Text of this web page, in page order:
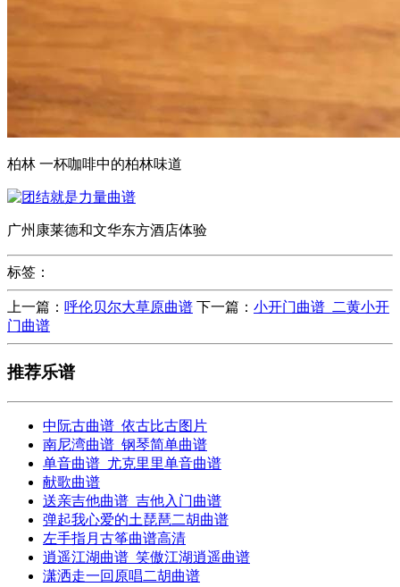
柏林 一杯咖啡中的柏林味道
广州康莱德和文华东方酒店体验
标签：
上一篇： 呼伦贝尔大草原曲谱 下一篇： 小开门曲谱_二黄小开
门曲谱
推荐乐谱
中阮古曲谱_依古比古图片
南尼湾曲谱_钢琴简单曲谱
单音曲谱_尤克里里单音曲谱
献歌曲谱
送亲吉他曲谱_吉他入门曲谱
弹起我心爱的土琵琶二胡曲谱
左手指月古筝曲谱高清
逍遥江湖曲谱_笑傲江湖逍遥曲谱
潇洒走一回原唱二胡曲谱